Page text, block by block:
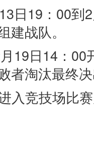
日19：00
建战队。
19日14：
者淘汰最终
入竞技场比